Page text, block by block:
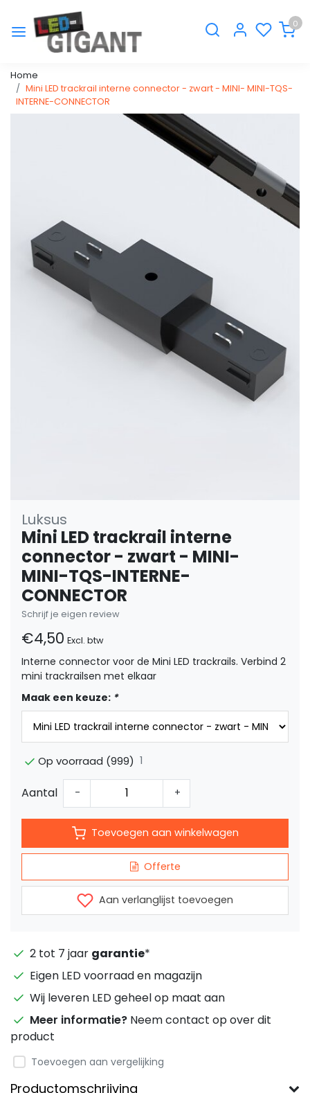
0
Home
Mini LED trackrail interne connector - zwart - MINI- MINI-TQS-
INTERNE-CONNECTOR
Luksus
Mini LED trackrail interne
connector - zwart - MINI-
MINI-TQS-INTERNE-
CONNECTOR
Schrijf je eigen review
€4,50 Excl. btw
Interne connector voor de Mini LED trackrails. Verbind 2
mini trackrailsen met elkaar
Maak een keuze: *
Op voorraad (999) 1
Aantal - +
Toevoegen aan winkelwagen
Offerte
Aan verlanglijst toevoegen
2 tot 7 jaar garantie*
Eigen LED voorraad en magazijn
Wij leveren LED geheel op maat aan
Meer informatie? Neem contact op over dit
product
Toevoegen aan vergelijking
Productomschrijving